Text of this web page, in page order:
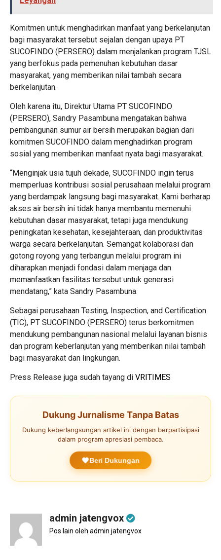
Komitmen untuk menghadirkan manfaat yang berkelanjutan
bagi masyarakat tersebut sejalan dengan upaya PT
SUCOFINDO (PERSERO) dalam menjalankan program TJSL
yang berfokus pada pemenuhan kebutuhan dasar
masyarakat, yang memberikan nilai tambah secara
berkelanjutan.
Oleh karena itu, Direktur Utama PT SUCOFINDO
(PERSERO), Sandry Pasambuna mengatakan bahwa
pembangunan sumur air bersih merupakan bagian dari
komitmen SUCOFINDO dalam menghadirkan program
sosial yang memberikan manfaat nyata bagi masyarakat.
“Menginjak usia tujuh dekade, SUCOFINDO ingin terus
memperluas kontribusi sosial perusahaan melalui program
yang berdampak langsung bagi masyarakat. Kami berharap
akses air bersih ini tidak hanya membantu memenuhi
kebutuhan dasar masyarakat, tetapi juga mendukung
peningkatan kesehatan, kesejahteraan, dan produktivitas
warga secara berkelanjutan. Semangat kolaborasi dan
gotong royong yang terbangun melalui program ini
diharapkan menjadi fondasi dalam menjaga dan
memanfaatkan fasilitas tersebut untuk generasi
mendatang,” kata Sandry Pasambuna.
Sebagai perusahaan Testing, Inspection, and Certification
(TIC), PT SUCOFINDO (PERSERO) terus berkomitmen
mendukung pembangunan nasional melalui layanan bisnis
dan program keberlanjutan yang memberikan nilai tambah
bagi masyarakat dan lingkungan.
Press Release juga sudah tayang di VRITIMES
Dukung Jurnalisme Tanpa Batas
Dukung keberlangsungan artikel ini dengan berpartisipasi
dalam program apresiasi pembaca.
Beri Dukungan
admin jatengvox
Pos lain oleh admin jatengvox